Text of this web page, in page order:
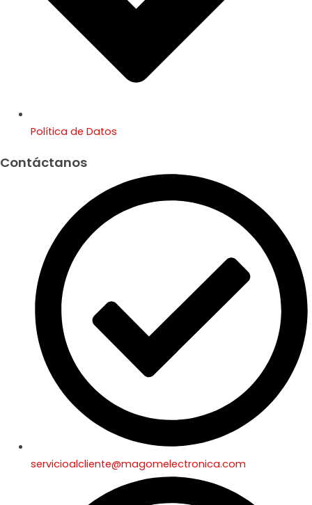
Política de Datos
Contáctanos
servicioalcliente@magomelectronica.com